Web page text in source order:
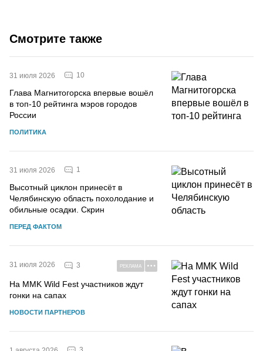
Смотрите также
31 июля 2026 10
Глава Магнитогорска впервые вошёл
в топ-10 рейтинга мэров городов
России
ПОЛИТИКА
31 июля 2026 1
Высотный циклон принесёт в
Челябинскую область похолодание и
обильные осадки. Скрин
ПЕРЕД ФАКТОМ
31 июля 2026 3 РЕКЛАМА
На MMK Wild Fest участников ждут
гонки на сапах
НОВОСТИ ПАРТНЕРОВ